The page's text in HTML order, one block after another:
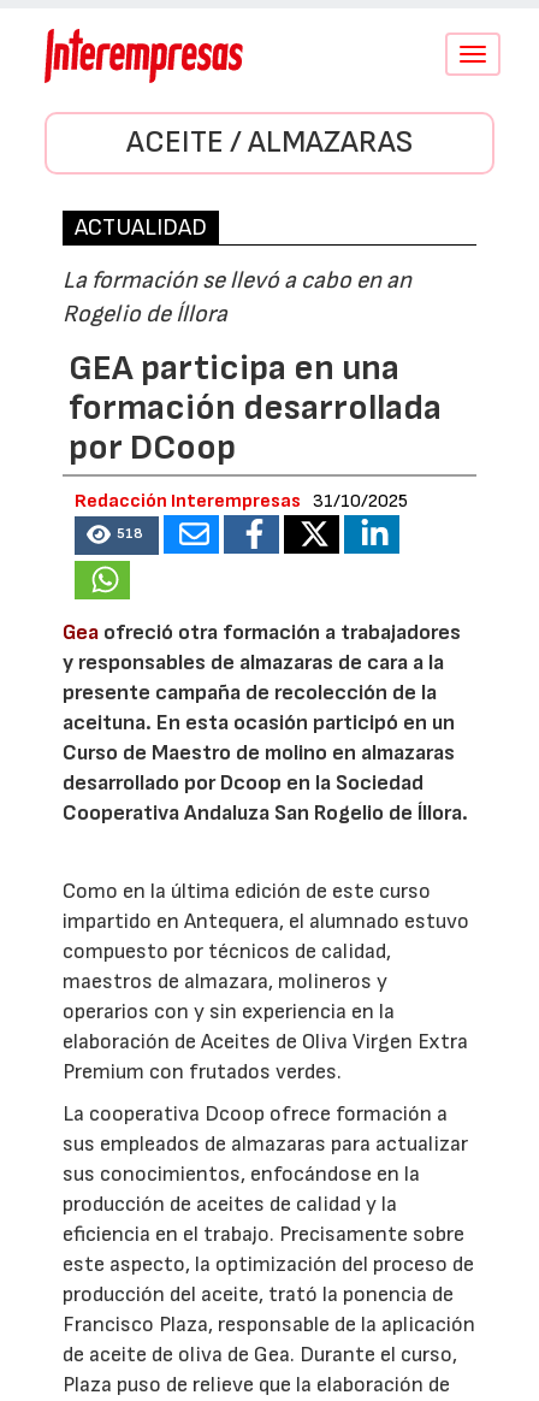
Conmutar
ACEITE / ALMAZARAS
ACTUALIDAD
La formación se llevó a cabo en an
Rogelio de Íllora
GEA participa en una
formación desarrollada
por DCoop
Redacción Interempresas 31/10/2025
518
Gea ofreció otra formación a trabajadores
y responsables de almazaras de cara a la
presente campaña de recolección de la
aceituna. En esta ocasión participó en un
Curso de Maestro de molino en almazaras
desarrollado por Dcoop en la Sociedad
Cooperativa Andaluza San Rogelio de Íllora.
Como en la última edición de este curso
impartido en Antequera, el alumnado estuvo
compuesto por técnicos de calidad,
maestros de almazara, molineros y
operarios con y sin experiencia en la
elaboración de Aceites de Oliva Virgen Extra
Premium con frutados verdes.
La cooperativa Dcoop ofrece formación a
sus empleados de almazaras para actualizar
sus conocimientos, enfocándose en la
producción de aceites de calidad y la
eficiencia en el trabajo. Precisamente sobre
este aspecto, la optimización del proceso de
producción del aceite, trató la ponencia de
Francisco Plaza, responsable de la aplicación
de aceite de oliva de Gea. Durante el curso,
Plaza puso de relieve que la elaboración de